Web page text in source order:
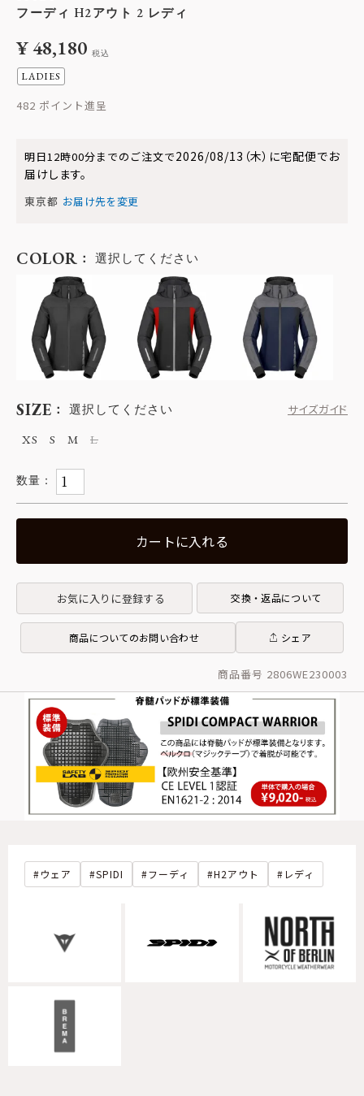
フーディ H2アウト 2 レディ
¥48,180 税込
LADIES
482
明日12時00分までのご注文で2026/08/13（木） に宅配便でお
届けします。
東京都 お届け先を変更
SIZE 選択してください
サイズガイド
XS
S M L
COLOR 選択してください
カートに入れる
お気に入りに登録する 交換・返品について
商品についてのお問い合わせ シェア
商品番号 2806WE230003
ウェア SPIDI フーディ H2アウト レディ